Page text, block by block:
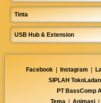
Tinta
USB Hub & Extension
Facebook Instagram
SIPLAH
PT BassComp